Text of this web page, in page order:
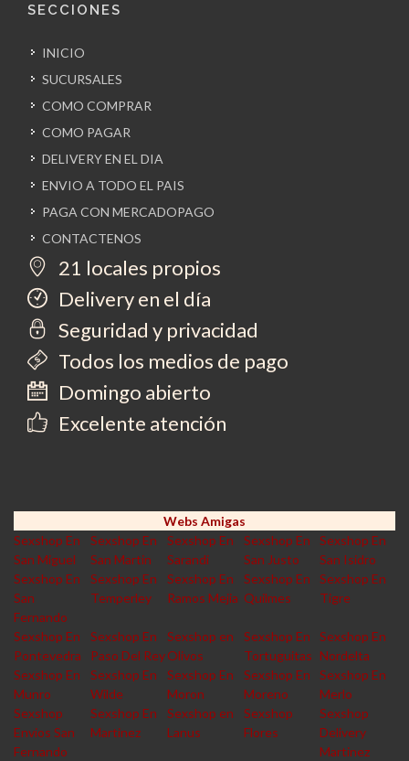
SECCIONES
INICIO
SUCURSALES
COMO COMPRAR
COMO PAGAR
DELIVERY EN EL DIA
ENVIO A TODO EL PAIS
PAGA CON MERCADOPAGO
CONTACTENOS
21 locales propios
Delivery en el día
Seguridad y privacidad
Todos los medios de pago
Domingo abierto
Excelente atención
Webs Amigas
Sexshop En
San Miguel
Sexshop En
San Martin
Sexshop En
Sarandi
Sexshop En
San Justo
Sexshop En
San Isidro
Sexshop En
San
Fernando
Sexshop En
Temperley
Sexshop En
Ramos Mejia
Sexshop En
Quilmes
Sexshop En
Tigre
Sexshop En
Pontevedra
Sexshop En
Paso Del Rey
Sexshop en
Olivos
Sexshop En
Tortuguitas
Sexshop En
Nordelta
Sexshop En
Munro
Sexshop En
Wilde
Sexshop En
Moron
Sexshop En
Moreno
Sexshop En
Merlo
Sexshop
Envios San
Fernando
Sexshop En
Martinez
Sexshop en
Lanus
Sexshop
Flores
Sexshop
Delivery
Martinez